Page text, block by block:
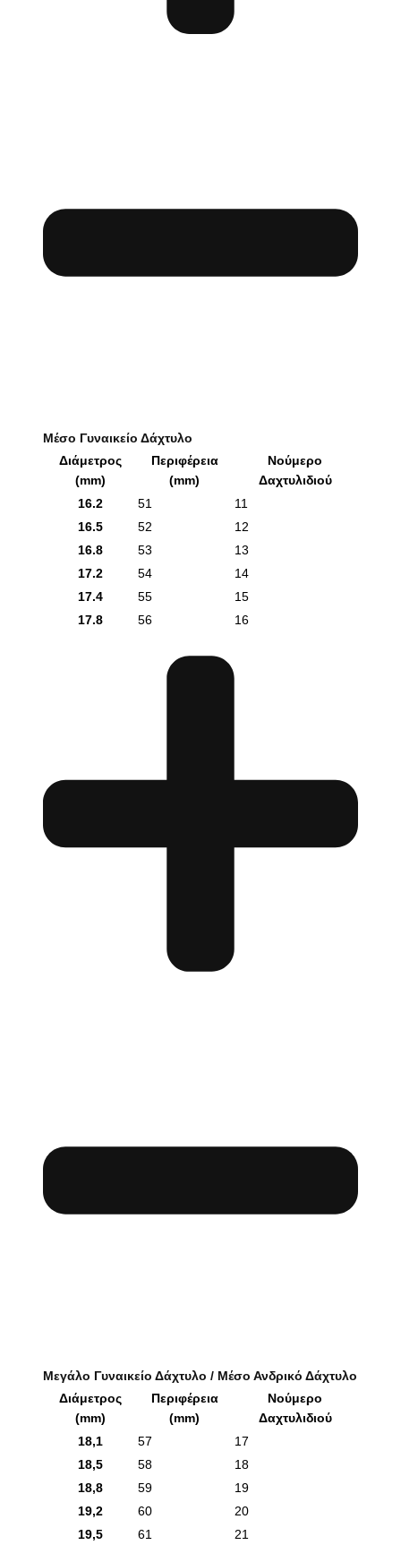
Μέσο Γυναικείο Δάχτυλο
Διάμετρος
(mm)
Περιφέρεια
(mm)
Νούμερο
Δαχτυλιδιού
16.2
51
11
16.5
52
12
16.8
53
13
17.2
54
14
17.4
55
15
17.8
56 16
Μεγάλο Γυναικείο Δάχτυλο / Μέσο Ανδρικό Δάχτυλο
Διάμετρος
(mm)
Περιφέρεια
(mm)
Νούμερο
Δαχτυλιδιού
18,1
57
17
18,5
58
18
18,8
59
19
19,2
60
20
19,5
61 21